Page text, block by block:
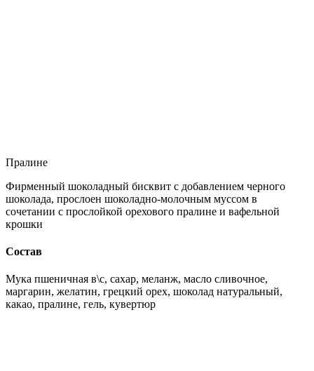
Пралине
Фирменный шоколадный бисквит с добавлением черного
шоколада, прослоен шоколадно-молочным муссом в
сочетании с прослойкой орехового пралине и вафельной
крошки
Состав
Мука пшеничная в\с, сахар, меланж, масло сливочное,
маргарин, желатин, грецкий орех, шоколад натуральный,
какао, пралине, гель, кувертюр